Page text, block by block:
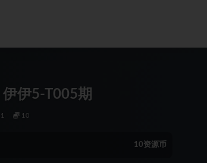
伊伊5-T005期
1 10
10资源币